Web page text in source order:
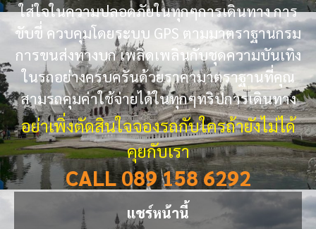
ใส่ใจในความปลอดภัยในทุกๆการเดินทาง การ
ขับขี่ ควบคุมโดยระบบ GPS ตามมาตราฐานกรม
การขนส่งทางบก เพลิดเพลินกับชุดความบันเทิง
ในรถอย่างครบครันด้วยราคามาตราฐานที่คุณ
สามรถคุมค่าใช้จ่ายได้ในทุกๆทริปการเดินทาง
อย่าเพิ่งตัดสินใจจองรถกับใครถ้ายังไม่ได้
คุยกับเรา
CALL 089 158 6292
แชร์หน้านี้